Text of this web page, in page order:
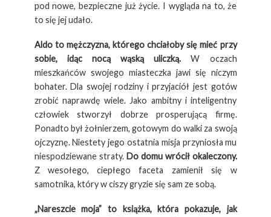
pod nowe, bezpieczne już życie. I wygląda na to, że
to się jej udało.
Aldo to mężczyzna, którego chciałoby się mieć przy
sobie, idąc nocą wąską uliczką. W oczach
mieszkańców swojego miasteczka jawi się niczym
bohater. Dla swojej rodziny i przyjaciół jest gotów
zrobić naprawdę wiele. Jako ambitny i inteligentny
człowiek stworzył dobrze prosperującą firmę.
Ponadto był żołnierzem, gotowym do walki za swoją
ojczyznę. Niestety jego ostatnia misja przyniosła mu
niespodziewane straty. Do domu wrócił okaleczony.
Z wesołego, ciepłego faceta zamienił się w
samotnika, który w ciszy gryzie się sam ze sobą.
„Nareszcie moja” to książka, która pokazuje, jak